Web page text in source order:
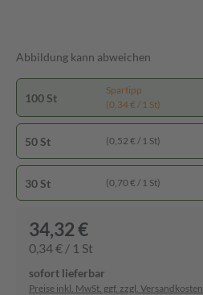
Abbildung kann abweichen
100 St
Spartipp
(0,34 € / 1 St)
50 St (0,52 € / 1 St)
30 St (0,70 € / 1 St)
34,32 €
0,34 € / 1 St
sofort lieferbar
Preise inkl. MwSt. ggf. zzgl. Versandkosten